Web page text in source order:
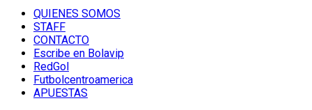
QUIENES SOMOS
STAFF
CONTACTO
Escribe en Bolavip
RedGol
Futbolcentroamerica
APUESTAS